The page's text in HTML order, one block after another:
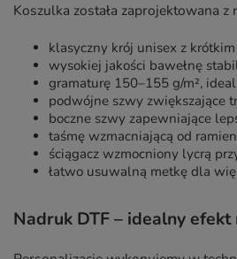
Koszulka została zaprojektowana
klasyczny krój unisex z
wysokiej jakości bawełnę
gramaturę 150–155 g/m²,
podwójne szwy zwiększające
boczne szwy zapewniające
taśmę wzmacniającą od
ściągacz wzmocniony lycrą
łatwo usuwalną metkę dla
Nadruk DTF – idealny